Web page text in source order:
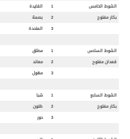
الشوط الخامس 1 القايدة
بكار مفتوح
2 بصمة
3
المتحدة
الشوط السادس 1 مطلق
قعدانمفتوح 2 معاند
3
مهول
الشوط السابع 1 شبا
بكار مفتوح
2 ظنون
3
حور